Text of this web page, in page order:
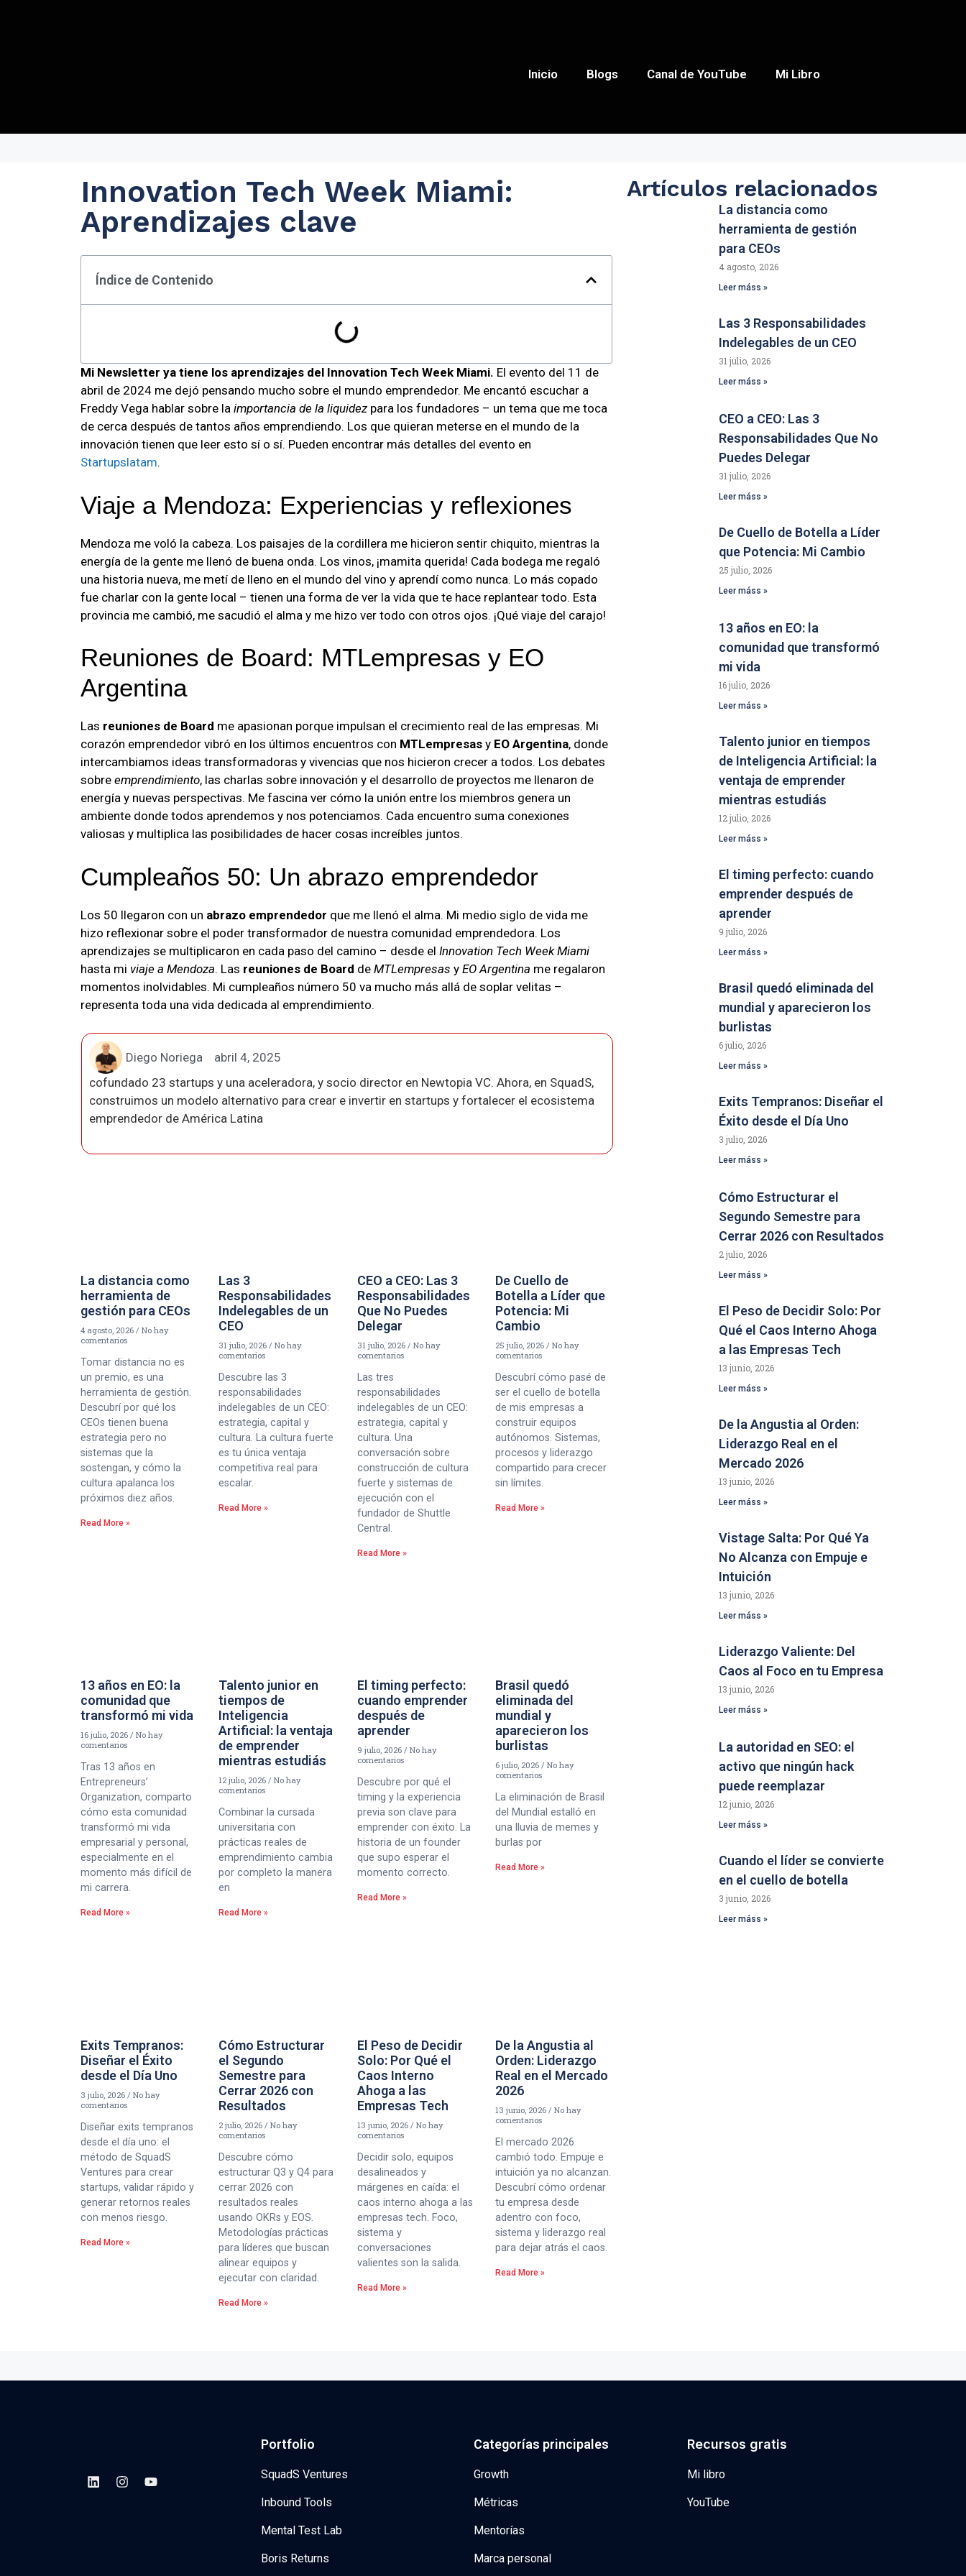
Inicio Blogs Canal de YouTube Mi Libro
Innovation Tech Week Miami:
Aprendizajes clave
Índice de Contenido
Mi Newsletter ya tiene los aprendizajes del Innovation Tech Week Miami. El evento del 11 de
abril de 2024 me dejó pensando mucho sobre el mundo emprendedor. Me encantó escuchar a
Freddy Vega hablar sobre la importancia de la liquidez para los fundadores – un tema que me toca
de cerca después de tantos años emprendiendo. Los que quieran meterse en el mundo de la
innovación tienen que leer esto sí o sí. Pueden encontrar más detalles del evento en
Startupslatam.
Viaje a Mendoza: Experiencias y reflexiones
Mendoza me voló la cabeza. Los paisajes de la cordillera me hicieron sentir chiquito, mientras la
energía de la gente me llenó de buena onda. Los vinos, ¡mamita querida! Cada bodega me regaló
una historia nueva, me metí de lleno en el mundo del vino y aprendí como nunca. Lo más copado
fue charlar con la gente local – tienen una forma de ver la vida que te hace replantear todo. Esta
provincia me cambió, me sacudió el alma y me hizo ver todo con otros ojos. ¡Qué viaje del carajo!
Reuniones de Board: MTLempresas y EO
Argentina
Las reuniones de Board me apasionan porque impulsan el crecimiento real de las empresas. Mi
corazón emprendedor vibró en los últimos encuentros con MTLempresas y EO Argentina, donde
intercambiamos ideas transformadoras y vivencias que nos hicieron crecer a todos. Los debates
sobre emprendimiento, las charlas sobre innovación y el desarrollo de proyectos me llenaron de
energía y nuevas perspectivas. Me fascina ver cómo la unión entre los miembros genera un
ambiente donde todos aprendemos y nos potenciamos. Cada encuentro suma conexiones
valiosas y multiplica las posibilidades de hacer cosas increíbles juntos.
Cumpleaños 50: Un abrazo emprendedor
Los 50 llegaron con un abrazo emprendedor que me llenó el alma. Mi medio siglo de vida me
hizo reflexionar sobre el poder transformador de nuestra comunidad emprendedora. Los
aprendizajes se multiplicaron en cada paso del camino – desde el Innovation Tech Week Miami
hasta mi viaje a Mendoza. Las reuniones de Board de MTLempresas y EO Argentina me regalaron
momentos inolvidables. Mi cumpleaños número 50 va mucho más allá de soplar velitas –
representa toda una vida dedicada al emprendimiento.
Diego Noriega
abril 4, 2025
cofundado 23 startups y una aceleradora, y socio director en Newtopia VC. Ahora, en SquadS,
construimos un modelo alternativo para crear e invertir en startups y fortalecer el ecosistema
emprendedor de América Latina
La distancia como
herramienta de
gestión para CEOs
4 agosto, 2026
No hay
comentarios
Tomar distancia no es
un premio, es una
herramienta de gestión.
Descubrí por qué los
CEOs tienen buena
estrategia pero no
sistemas que la
sostengan, y cómo la
cultura apalanca los
próximos diez años.
Read More »
Las 3
Responsabilidades
Indelegables de un
CEO
31 julio, 2026 No hay
comentarios
Descubre las 3
responsabilidades
indelegables de un CEO:
estrategia, capital y
cultura. La cultura fuerte
es tu única ventaja
competitiva real para
escalar.
Read More »
CEO a CEO: Las 3
Responsabilidades
Que No Puedes
Delegar
31 julio, 2026
No hay
comentarios
Las tres
responsabilidades
indelegables de un CEO:
estrategia, capital y
cultura. Una
conversación sobre
construcción de cultura
fuerte y sistemas de
ejecución con el
fundador de Shuttle
Central.
Read More »
De Cuello de
Botella a Líder que
Potencia: Mi
Cambio
25 julio, 2026 No hay
comentarios
Descubrí cómo pasé de
ser el cuello de botella
de mis empresas a
construir equipos
autónomos. Sistemas,
procesos y liderazgo
compartido para crecer
sin límites.
Read More »
13 años en EO: la
comunidad que
transformó mi vida
16 julio, 2026
No hay
comentarios
Tras 13 años en
Entrepreneurs’
Organization, comparto
cómo esta comunidad
transformó mi vida
empresarial y personal,
especialmente en el
momento más difícil de
mi carrera.
Read More »
Talento junior en
tiempos de
Inteligencia
Artificial: la ventaja
de emprender
mientras estudiás
12 julio, 2026 No hay
comentarios
Combinar la cursada
universitaria con
prácticas reales de
emprendimiento cambia
por completo la manera
en
Read More »
El timing perfecto:
cuando emprender
después de
aprender
9 julio, 2026
No hay
comentarios
Descubre por qué el
timing y la experiencia
previa son clave para
emprender con éxito. La
historia de un founder
que supo esperar el
momento correcto.
Read More »
Brasil quedó
eliminada del
mundial y
aparecieron los
burlistas
6 julio, 2026 No hay
comentarios
La eliminación de Brasil
del Mundial estalló en
una lluvia de memes y
burlas por
Read More »
Exits Tempranos:
Diseñar el Éxito
desde el Día Uno
3 julio, 2026
No hay
comentarios
Diseñar exits tempranos
desde el día uno: el
método de SquadS
Ventures para crear
startups, validar rápido y
generar retornos reales
con menos riesgo.
Read More »
Cómo Estructurar
el Segundo
Semestre para
Cerrar 2026 con
Resultados
2 julio, 2026 No hay
comentarios
Descubre cómo
estructurar Q3 y Q4 para
cerrar 2026 con
resultados reales
usando OKRs y EOS.
Metodologías prácticas
para líderes que buscan
alinear equipos y
ejecutar con claridad.
Read More »
El Peso de Decidir
Solo: Por Qué el
Caos Interno
Ahoga a las
Empresas Tech
13 junio, 2026
No hay
comentarios
Decidir solo, equipos
desalineados y
márgenes en caída: el
caos interno ahoga a las
empresas tech. Foco,
sistema y
conversaciones
valientes son la salida.
Read More »
De la Angustia al
Orden: Liderazgo
Real en el Mercado
2026
13 junio, 2026 No hay
comentarios
El mercado 2026
cambió todo. Empuje e
intuición ya no alcanzan.
Descubrí cómo ordenar
tu empresa desde
adentro con foco,
sistema y liderazgo real
para dejar atrás el caos.
Read More »
Artículos relacionados
La distancia como
herramienta de gestión
para CEOs
4 agosto, 2026
Leer máss »
Las 3 Responsabilidades
Indelegables de un CEO
31 julio, 2026
Leer máss »
CEO a CEO: Las 3
Responsabilidades Que No
Puedes Delegar
31 julio, 2026
Leer máss »
De Cuello de Botella a Líder
que Potencia: Mi Cambio
25 julio, 2026
Leer máss »
13 años en EO: la
comunidad que transformó
mi vida
16 julio, 2026
Leer máss »
Talento junior en tiempos
de Inteligencia Artificial: la
ventaja de emprender
mientras estudiás
12 julio, 2026
Leer máss »
El timing perfecto: cuando
emprender después de
aprender
9 julio, 2026
Leer máss »
Brasil quedó eliminada del
mundial y aparecieron los
burlistas
6 julio, 2026
Leer máss »
Exits Tempranos: Diseñar el
Éxito desde el Día Uno
3 julio, 2026
Leer máss »
Cómo Estructurar el
Segundo Semestre para
Cerrar 2026 con Resultados
2 julio, 2026
Leer máss »
El Peso de Decidir Solo: Por
Qué el Caos Interno Ahoga
a las Empresas Tech
13 junio, 2026
Leer máss »
De la Angustia al Orden:
Liderazgo Real en el
Mercado 2026
13 junio, 2026
Leer máss »
Vistage Salta: Por Qué Ya
No Alcanza con Empuje e
Intuición
13 junio, 2026
Leer máss »
Liderazgo Valiente: Del
Caos al Foco en tu Empresa
13 junio, 2026
Leer máss »
La autoridad en SEO: el
activo que ningún hack
puede reemplazar
12 junio, 2026
Leer máss »
Cuando el líder se convierte
en el cuello de botella
3 junio, 2026
Leer máss »
Portfolio
SquadS Ventures
Inbound Tools
Mental Test Lab
Boris Returns
Categorías principales
Growth
Métricas
Mentorías
Marca personal
Recursos gratis
Mi libro
YouTube